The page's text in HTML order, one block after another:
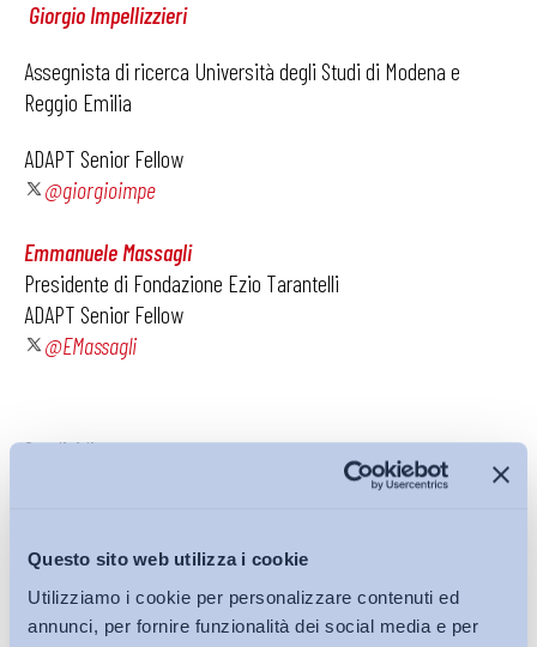
Questo sito web utilizza i cookie
Utilizziamo i cookie per personalizzare contenuti ed
annunci, per fornire funzionalità dei social media e per
Giorgio Impellizzieri
Assegnista di ricerca Università degli Studi di Modena e
Reggio Emilia
ADAPT Senior Fellow
@giorgioimpe
Emmanuele Massagli
Presidente di Fondazione Ezio Tarantelli
ADAPT Senior Fellow
@EMassagli
Condividi su:
Ultimi Interventi